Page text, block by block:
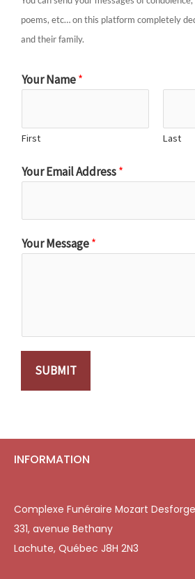
poems, etc… on this platform completely
and their family.
Your Name*
First Last
Your Email Address*
Your Message*
SUBMIT
INFORMATION
Complexe Funéraire Mozart
331, avenue Bethany
Lachute, Québec J8H 2N3